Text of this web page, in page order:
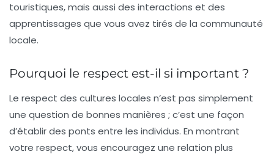
touristiques, mais aussi des interactions et des
apprentissages que vous avez tirés de la communauté
locale.
Pourquoi le respect est-il si important ?
Le respect des cultures locales n’est pas simplement
une question de bonnes manières ; c’est une façon
d’établir des ponts entre les individus. En montrant
votre respect, vous encouragez une relation plus